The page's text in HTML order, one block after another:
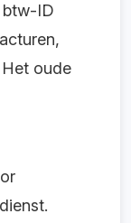
btw-ID
oude